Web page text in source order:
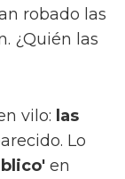
robado las
¿Quién las
vilo: las
Lo
en